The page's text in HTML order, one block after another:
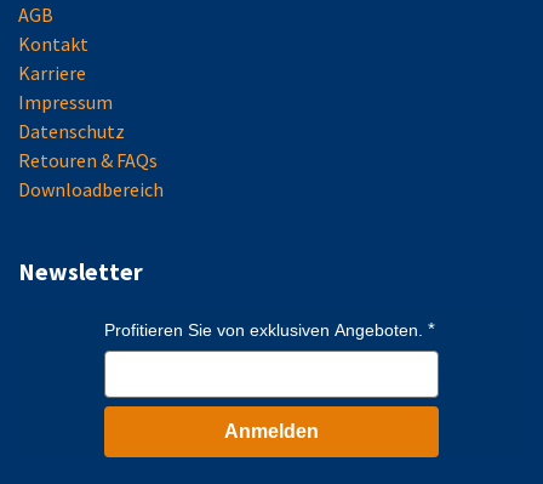
AGB
Kontakt
Karriere
Impressum
Datenschutz
Retouren & FAQs
Downloadbereich
Newsletter
Profitieren Sie von exklusiven Angeboten.
Anmelden